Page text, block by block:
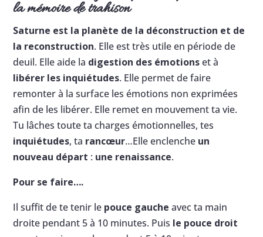
la mémoire de trahison
Saturne est la planète de la déconstruction et de
la reconstruction. Elle est très utile en période de
deuil. Elle aide la digestion des émotionset à
libérer les inquiétudes. Elle permet de faire
remonter à la surface les émotions non exprimées
afin de les libérer. Elle remet en mouvement ta vie.
Tu lâches toute ta charges émotionnelles, tes
inquiétudes, ta rancœur…Elle enclenche un
nouveau départ : une renaissance.
Pour se faire….
Il suffit de te tenir le pouce gauche avec ta main
droite pendant 5 à 10 minutes. Puis le pouce droit